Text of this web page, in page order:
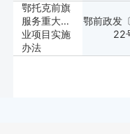
鄂托克前旗
服务重大工
业项目实施
办法
鄂前政发
22